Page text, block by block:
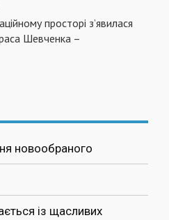
просторі з’явилася
Шевченка –
новообраного
із щасливих